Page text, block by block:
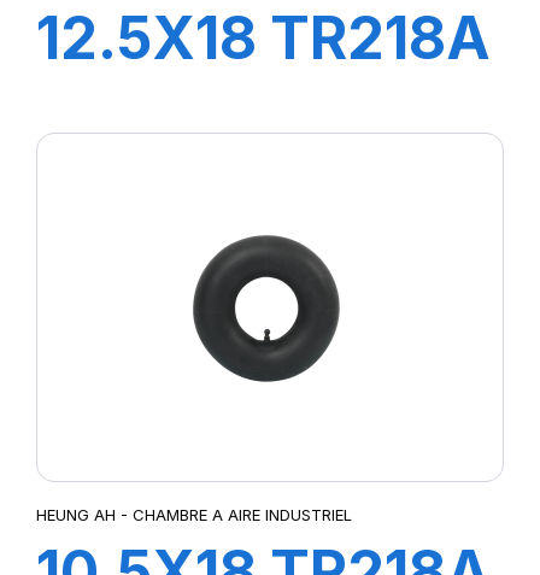
12.5X18 TR218A
HEUNG AH - CHAMBRE A AIRE INDUSTRIEL